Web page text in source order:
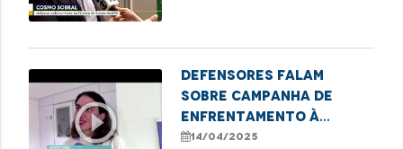
play_circle_outline
Defensores falam
sobre Campanha de
Enfrentamento à
Violência Sexual
14/04/2025